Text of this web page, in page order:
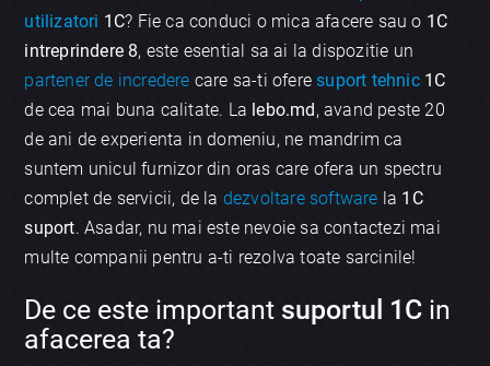
utilizatori 1C? Fie ca conduci o mica afacere sau o 1C
intreprindere 8, este esential sa ai la dispozitie un
partener de incredere care sa-ti oferesuport tehnic1C
de cea mai buna calitate. La lebo.md , avand peste 20
de ani de experienta in domeniu, ne mandrim ca
suntem unicul furnizor din oras care ofera un spectru
complet de servicii, de la dezvoltare software la 1C
suport. Asadar, nu mai este nevoie sa contactezi mai
multe companii pentru a-ti rezolva toate sarcinile!
De ce este important suportul 1C in
afacerea ta?